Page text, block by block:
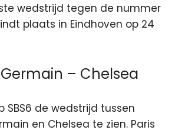
wedstrijd tegen de nummer
plaats in Eindhoven op 24
– Chelsea
SBS6 de wedstrijd tussen
en Chelsea te zien. Paris